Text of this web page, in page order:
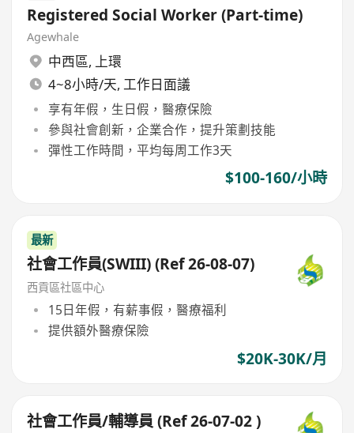
Registered Social Worker (Part-time)
Agewhale
中西區, 上環
4~8小時/天, 工作日面議
享有年假，生日假，醫療保險
參與社會創新，企業合作，提升策劃技能
彈性工作時間，平均每周工作3天
$100-160/小時
最新
社會工作員(SWIII) (Ref 26-08-07)
西貢區社區中心
15日年假，有薪事假，醫療福利
提供額外醫療保險
$20K-30K/月
社會工作員/輔導員 (Ref 26-07-02 )